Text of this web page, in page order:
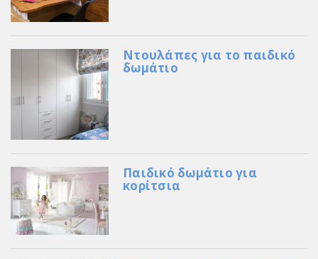
Ντουλάπες για το παιδικό
δωμάτιο
Παιδικό δωμάτιο για
κορίτσια